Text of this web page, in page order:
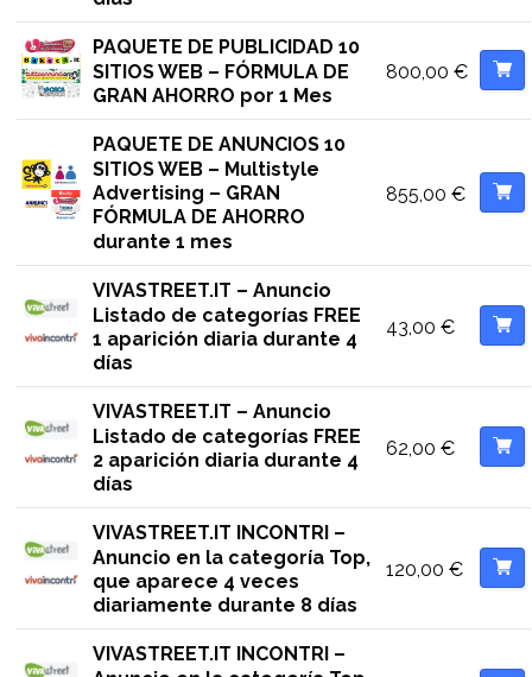
PAQUETE DE PUBLICIDAD 10
SITIOS WEB – FÓRMULA DE
GRAN AHORRO por 1 Mes
800,00 €
PAQUETE DE ANUNCIOS 10
SITIOS WEB – Multistyle
Advertising – GRAN
FÓRMULA DE AHORRO
durante 1 mes
855,00 €
VIVASTREET.IT – Anuncio
Listado de categorías FREE
1 aparición diaria durante 4
días
43,00 €
VIVASTREET.IT – Anuncio
Listado de categorías FREE
2 aparición diaria durante 4
días
62,00 €
VIVASTREET.IT INCONTRI –
Anuncio en la categoría Top,
que aparece 4 veces
diariamente durante 8 días
120,00 €
VIVASTREET.IT INCONTRI –